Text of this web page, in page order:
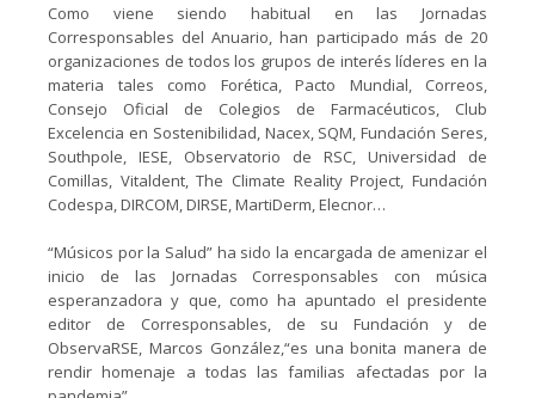
Como viene siendo habitual en las Jornadas
Corresponsables del Anuario, han participado más de 20
organizaciones de todos los grupos de interés líderes en la
materia tales como Forética, Pacto Mundial, Correos,
Consejo Oficial de Colegios de Farmacéuticos, Club
Excelencia en Sostenibilidad, Nacex, SQM, Fundación Seres,
Southpole, IESE, Observatorio de RSC, Universidad de
Comillas, Vitaldent, The Climate Reality Project, Fundación
Codespa, DIRCOM, DIRSE, MartiDerm, Elecnor…
“Músicos por la Salud” ha sido la encargada de amenizar el
inicio de las Jornadas Corresponsables con música
esperanzadora y que, como ha apuntado el presidente
editor de Corresponsables, de su Fundación y de
ObservaRSE, Marcos González,“es una bonita manera de
rendir homenaje a todas las familias afectadas por la